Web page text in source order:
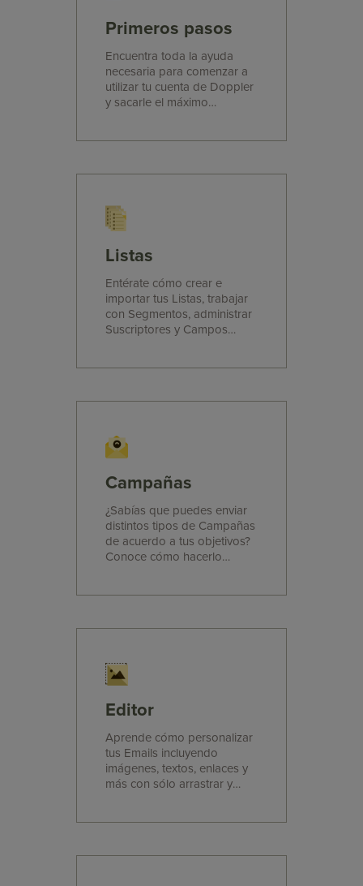
Primeros pasos
Encuentra toda la ayuda
necesaria para comenzar a
utilizar tu cuenta de Doppler
y sacarle el máximo
Listas
Entérate cómo crear e
importar tus Listas, trabajar
con Segmentos, administrar
Suscriptores y Campos
Campañas
¿Sabías que puedes enviar
distintos tipos de Campañas
de acuerdo a tus objetivos?
Conoce cómo hacerlo
Editor
Aprende cómo personalizar
tus Emails incluyendo
imágenes, textos, enlaces y
más con sólo arrastrar y